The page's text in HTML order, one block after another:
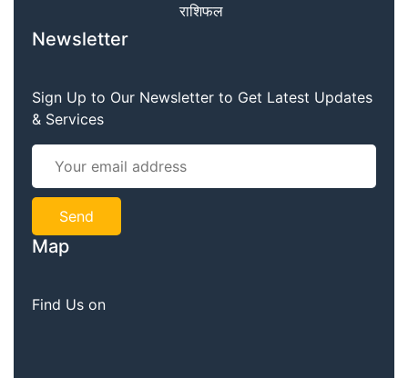
राशिफल
Newsletter
Sign Up to Our Newsletter to Get Latest Updates
& Services
Map
Find Us on